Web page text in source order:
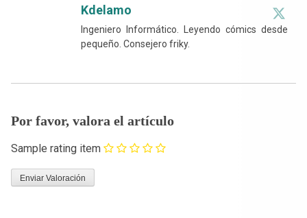
Kdelamo
Ingeniero Informático. Leyendo cómics desde
pequeño. Consejero friky.
Por favor, valora el artículo
Sample rating item